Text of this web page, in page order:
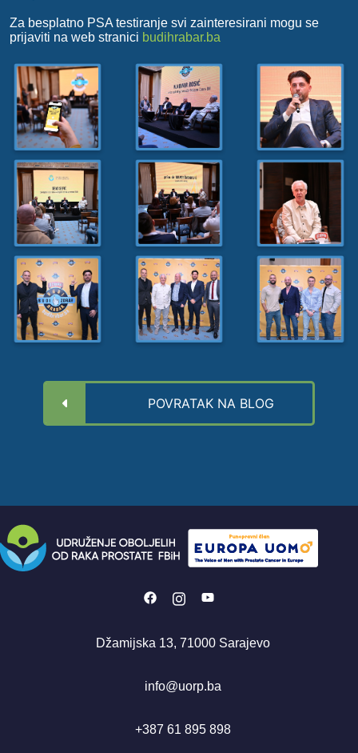
Za besplatno PSA testiranje svi zainteresirani mogu se
prijaviti na web stranici budihrabar.ba
POVRATAK NA BLOG
https://www.facebook.com/
https://www.instagram.com/
https://
Džamijska 13, 71000 Sarajevo
info@uorp.ba
+387 61 895 898